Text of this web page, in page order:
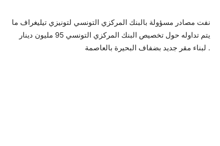
نفت مصادر مسؤولة بالبنك المركزي التونسي لتونيزي تيليغراف ما
يتم تداوله حول تخصيص البنك المركزي التونسي 95 مليون دينار
لبناء مقر جديد بضفاف البحيرة بالعاصمة .